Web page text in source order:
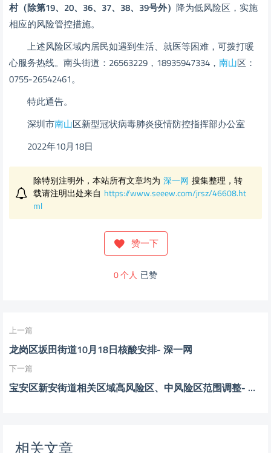
村（除第19、20、36、37、38、39号外） 降为低风险区，实施
相应的风险管控措施。
上述风险区域内居民如遇到生活、就医等困难，可拨打暖
心服务热线。南头街道：26563229，18935947334， 南山区：
0755-26542461。
特此通告。
深圳市南山区新型冠状病毒肺炎疫情防控指挥部办公室
2022年10月18日
除特别注明外，本站所有文章均为 深一网 搜集整理，转
载请注明出处来自 https://www.seeew.com/jrsz/46608.ht
ml
赞一下
0个人 已赞
上一篇
龙岗区坂田街道10月18日核酸安排- 深一网
下一篇
宝安区新安街道相关区域高风险区、中风险区范围调整- 深一网
相关文章